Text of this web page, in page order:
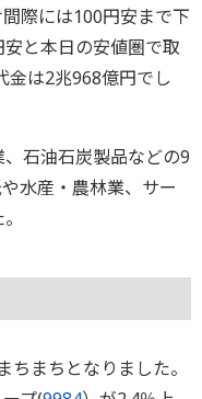
際には100円安まで下
と本日の安値圏で取
金は2兆968億円でし
石油石炭製品などの9
水産・農林業、サー
まちとなりました。